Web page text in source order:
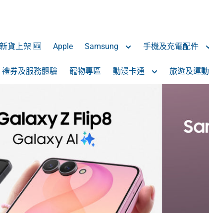
貨上架 🆕 Apple Samsung 手機及充電配件
禮券及服務體驗 寵物專區 動漫卡通 旅遊及運動